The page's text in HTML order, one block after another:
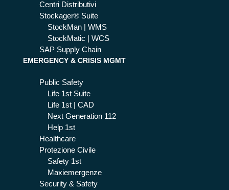
Centri Distributivi
Stockager® Suite
StockMan | WMS
StockMatic | WCS
SAP Supply Chain
EMERGENCY & CRISIS MGMT
Public Safety
Life 1st Suite
Life 1st | CAD
Next Generation 112
Help 1st
Healthcare
Protezione Civile
Safety 1st
Maxiemergenze
Security & Safety